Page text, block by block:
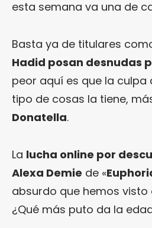
esta semana va una de
Basta ya de titulares
Hadid posan desnudas
peor aquí es que la
tipo de cosas la tiene,
Donatella.
La lucha online por
Alexa Demie de «
absurdo que hemos
¿Qué más puto da la